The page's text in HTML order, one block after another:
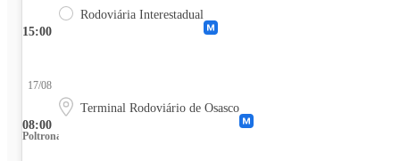
15:00
Rodoviária Interestadual
08:00
17/08
Terminal Rodoviário de Osasco
Poltrona